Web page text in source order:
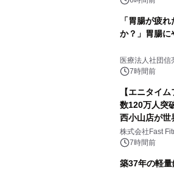
「胃腸が疲
か？」胃腸に
医療法人社団
7時間前
【エニタイ
数120万人突
西小山店が世
株式会社Fast
7時間前
築37年の軽